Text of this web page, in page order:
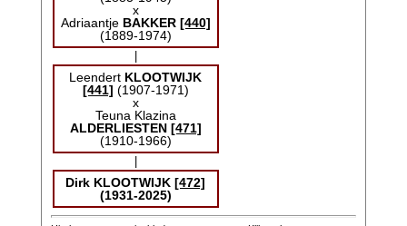
x
Adriaantje BAKKER [440]
(1889-1974)
Leendert KLOOTWIJK
[441] (1907-1971)
x
Teuna Klazina
ALDERLIESTEN [471]
(1910-1966)
Dirk KLOOTWIJK [472]
(1931-2025)